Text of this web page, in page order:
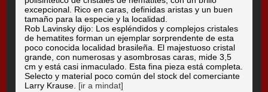
excepcional. Rico en caras, definidas aristas y un buen
tamaño para la especie y la localidad.
Rob Lavinsky dijo: Los espléndidos y complejos cristales
de hematites forman un ejemplar sorprendente de esta
poco conocida localidad brasileña. El majestuoso cristal
grande, con numerosas y asombrosas caras, mide 3,5
cm y está casi inmaculado. Esta fina pieza está completa.
Selecto y material poco común del stock del comerciante
Larry Krause. [ir a mindat]